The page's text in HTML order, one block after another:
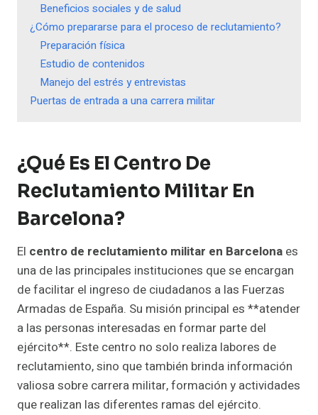
Beneficios sociales y de salud
¿Cómo prepararse para el proceso de reclutamiento?
Preparación física
Estudio de contenidos
Manejo del estrés y entrevistas
Puertas de entrada a una carrera militar
¿Qué Es El Centro De
Reclutamiento Militar En
Barcelona?
El centro de reclutamiento militar en Barcelona es
una de las principales instituciones que se encargan
de facilitar el ingreso de ciudadanos a las Fuerzas
Armadas de España. Su misión principal es **atender
a las personas interesadas en formar parte del
ejército**. Este centro no solo realiza labores de
reclutamiento, sino que también brinda información
valiosa sobre carrera militar, formación y actividades
que realizan las diferentes ramas del ejército.